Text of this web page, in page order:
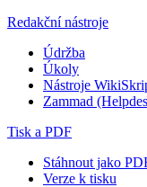
Redakční nástroje
Údržba
Úkoly
Nástroje
Zammad
Tisk a PDF
Stáhnout jako
Verze k tisku